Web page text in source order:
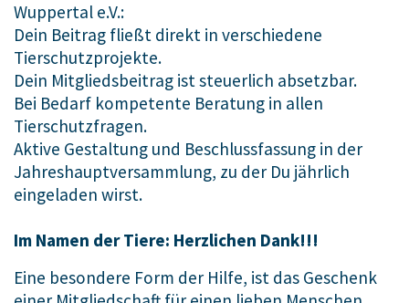
Wuppertal e.V.:
Dein Beitrag fließt direkt in verschiedene
Tierschutzprojekte.
Dein Mitgliedsbeitrag ist steuerlich absetzbar.
Bei Bedarf kompetente Beratung in allen
Tierschutzfragen.
Aktive Gestaltung und Beschlussfassung in der
Jahreshauptversammlung, zu der Du jährlich
eingeladen wirst.
Im Namen der Tiere: Herzlichen Dank!!!
Eine besondere Form der Hilfe, ist das Geschenk